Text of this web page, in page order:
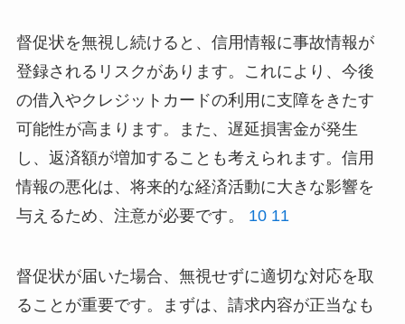
督促状を無視し続けると、信用情報に事故情報が
登録されるリスクがあります。これにより、今後
の借入やクレジットカードの利用に支障をきたす
可能性が高まります。また、遅延損害金が発生
し、返済額が増加することも考えられます。信用
情報の悪化は、将来的な経済活動に大きな影響を
与えるため、注意が必要です。 10 11
督促状が届いた場合、無視せずに適切な対応を取
ることが重要です。まずは、請求内容が正当なも